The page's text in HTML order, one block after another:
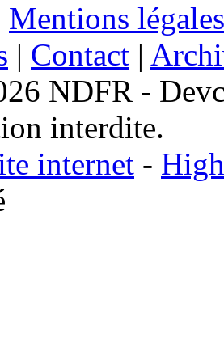
Mentions légales
| Contact |
NDFR -
interdite.
internet -